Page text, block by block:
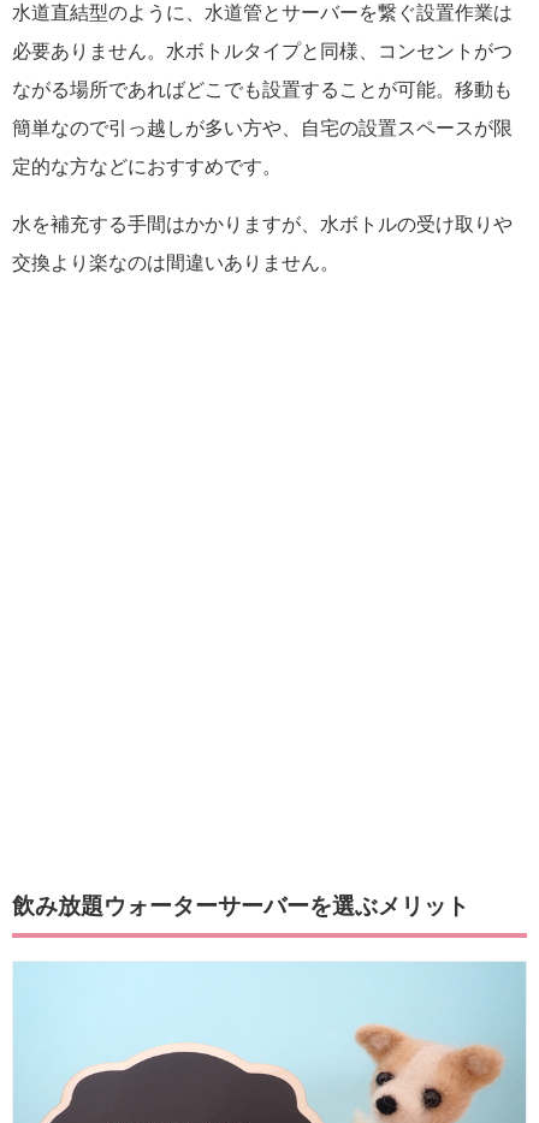
水道直結型のように、水道管とサーバーを繋ぐ設置作業は
必要ありません。水ボトルタイプと同様、コンセントがつ
ながる場所であればどこでも設置することが可能。移動も
簡単なので引っ越しが多い方や、自宅の設置スペースが限
定的な方などにおすすめです。
水を補充する手間はかかりますが、水ボトルの受け取りや
交換より楽なのは間違いありません。
飲み放題ウォーターサーバーを選ぶメリット